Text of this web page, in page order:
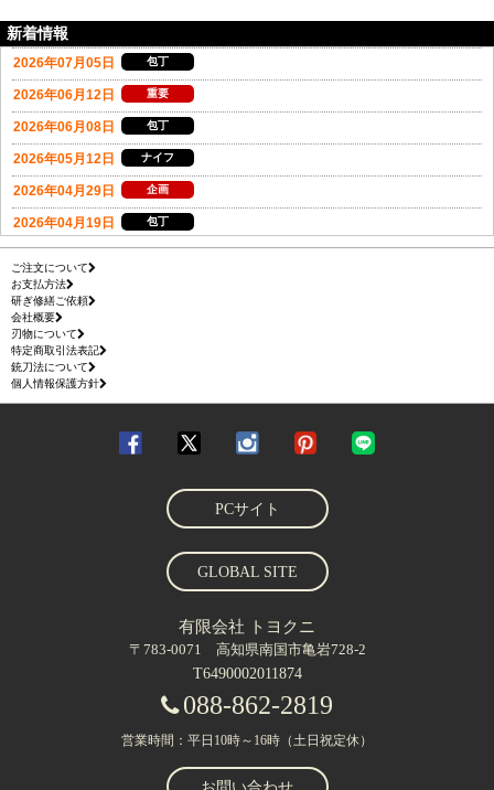
新着情報
ご注文について
お支払方法
研ぎ修繕ご依頼
会社概要
刃物について
特定商取引法表記
銃刀法について
個人情報保護方針
PCサイト
GLOBAL SITE
有限会社 トヨクニ
〒783-0071 高知県南国市亀岩728-2
T6490002011874
088-862-2819
営業時間：平日10時～16時（土日祝定休）